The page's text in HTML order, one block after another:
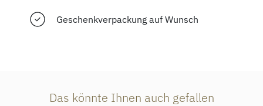
Geschenkverpackung auf Wunsch
Das könnte Ihnen auch gefallen